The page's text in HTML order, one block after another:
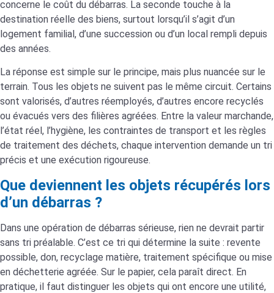
concerne le coût du débarras. La seconde touche à la
destination réelle des biens, surtout lorsqu’il s’agit d’un
logement familial, d’une succession ou d’un local rempli depuis
des années.
La réponse est simple sur le principe, mais plus nuancée sur le
terrain. Tous les objets ne suivent pas le même circuit. Certains
sont valorisés, d’autres réemployés, d’autres encore recyclés
ou évacués vers des filières agréées. Entre la valeur marchande,
l’état réel, l’hygiène, les contraintes de transport et les règles
de traitement des déchets, chaque intervention demande un tri
précis et une exécution rigoureuse.
Que deviennent les objets récupérés lors
d’un débarras ?
Dans une opération de débarras sérieuse, rien ne devrait partir
sans tri préalable. C’est ce tri qui détermine la suite : revente
possible, don, recyclage matière, traitement spécifique ou mise
en déchetterie agréée. Sur le papier, cela paraît direct. En
pratique, il faut distinguer les objets qui ont encore une utilité,